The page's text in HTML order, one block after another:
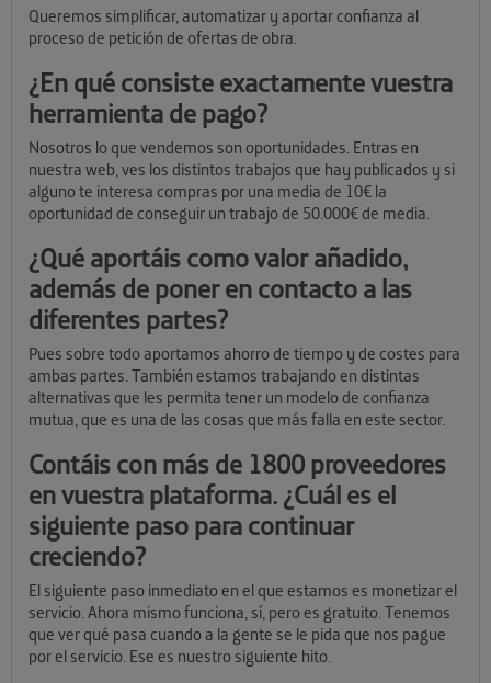
Queremos simplificar, automatizar y aportar confianza al
proceso de petición de ofertas de obra.
¿En qué consiste exactamente vuestra
herramienta de pago?
Nosotros lo que vendemos son oportunidades. Entras en
nuestra web, ves los distintos trabajos que hay publicados y si
alguno te interesa compras por una media de 10€ la
oportunidad de conseguir un trabajo de 50.000€ de media.
¿Qué aportáis como valor añadido,
además de poner en contacto a las
diferentes partes?
Pues sobre todo aportamos ahorro de tiempo y de costes para
ambas partes. También estamos trabajando en distintas
alternativas que les permita tener un modelo de confianza
mutua, que es una de las cosas que más falla en este sector.
Contáis con más de 1800 proveedores
en vuestra plataforma. ¿Cuál es el
siguiente paso para continuar
creciendo?
El siguiente paso inmediato en el que estamos es monetizar el
servicio. Ahora mismo funciona, sí, pero es gratuito. Tenemos
que ver qué pasa cuando a la gente se le pida que nos pague
por el servicio. Ese es nuestro siguiente hito.